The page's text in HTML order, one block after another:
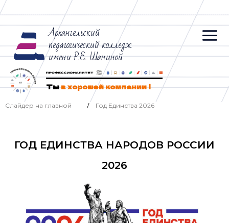
Архангельский
педагогический колледж
имени Р.Е. Шаниной
Тыв хорошей компании !
Слайдер на главной / Год Единства 2026
ГОД ЕДИНСТВА НАРОДОВ РОССИИ
2026